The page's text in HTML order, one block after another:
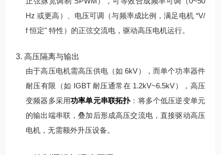
Hz 或更高）、电压可调（与频率成比例，满足电机 “V/
f 恒定" 特性）的正弦交流电，驱动高压电机运行。
3. 高压隔离与输出
由于高压电机需高压供电（如 6kV），而单个功率器件
耐压有限（如 IGBT 耐压通常在 1.2kV~6.5kV），高压
变频器多采用功率单元串联拓扑：将多个低压逆变单元
的输出端串联，叠加后形成高压交流电，直接驱动高压
电机，无需额外升压设备。